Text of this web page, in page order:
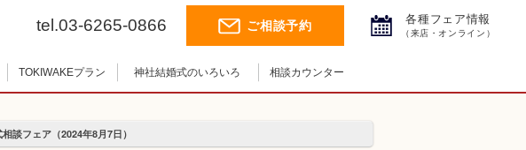
tel.03-6265-0866 ご相談予約 各種フェア情報
（来店・オンライン）
TOKIWAKEプラン
神社結婚式のいろいろ
神前式とは
神社コラム
挙式の流れ
神社結婚式.jpチャンネル
相談カウンター
談フェア（2024年8月7日）